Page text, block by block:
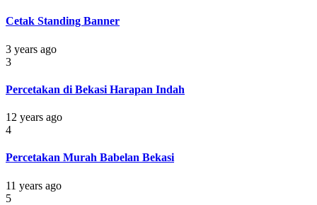
Cetak Standing Banner
3 years ago
3
Percetakan di Bekasi Harapan Indah
12 years ago
4
Percetakan Murah Babelan Bekasi
11 years ago
5